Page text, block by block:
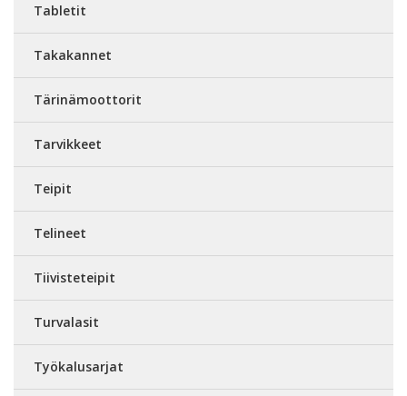
Tabletit
Takakannet
Tärinämoottorit
Tarvikkeet
Teipit
Telineet
Tiivisteteipit
Turvalasit
Työkalusarjat